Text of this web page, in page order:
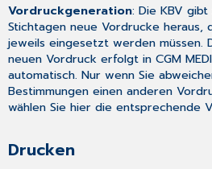
Vordruckgeneration: Die KBV
Stichtagen neue Vordrucke heraus,
jeweils eingesetzt werden müssen.
neuen Vordruck erfolgt in CGM
automatisch. Nur wenn Sie
Bestimmungen einen anderen
wählen Sie hier die entsprechende
Drucken